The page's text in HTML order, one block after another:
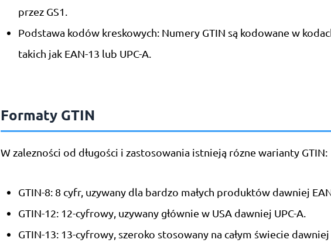
przez GS1.
Podstawa kodów kreskowych: Numery GTIN są kodowane w
takich jak EAN-13 lub UPC-A.
Formaty GTIN
W zalezności od długości i zastosowania istnieją rózne warianty GTIN:
GTIN-8: 8 cyfr, uzywany dla bardzo małych produktów dawniej
GTIN-12: 12-cyfrowy, uzywany głównie w USA dawniej UPC-A.
GTIN-13: 13-cyfrowy, szeroko stosowany na całym świecie dawniej